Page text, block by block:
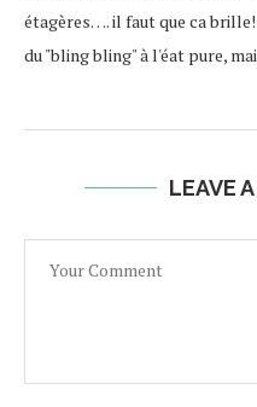
étagères…. il faut que ca
du "bling bling" à l'éat pure,
LEAVE